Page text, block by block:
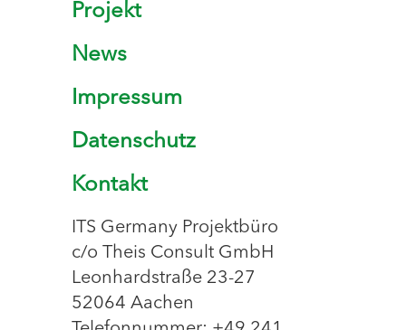
Projekt
News
Impressum
Datenschutz
Kontakt
ITS Germany Projektbüro
c/o Theis Consult GmbH
Leonhardstraße 23-27
52064 Aachen